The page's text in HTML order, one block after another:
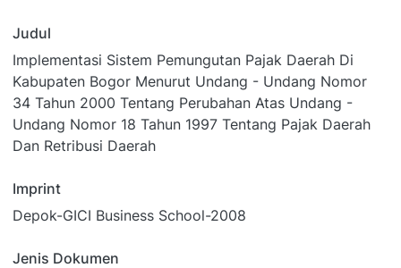
Judul
Implementasi Sistem Pemungutan Pajak Daerah Di
Kabupaten Bogor Menurut Undang - Undang Nomor
34 Tahun 2000 Tentang Perubahan Atas Undang -
Undang Nomor 18 Tahun 1997 Tentang Pajak Daerah
Dan Retribusi Daerah
Imprint
Depok-GICI Business School-2008
Jenis Dokumen